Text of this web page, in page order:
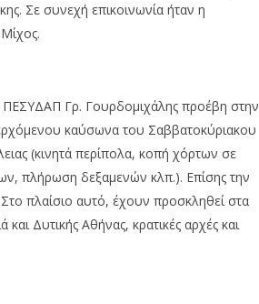
Σε συνεχή επικοινωνία ήταν η
Γρ. Γουρδομιχάλης προέβη στην
καύσωνα του Σαββατοκύριακου
(κινητά περίπολα, κοπή χόρτων σε
πλήρωση δεξαμενών κλπ.). Επίσης την
πλαίσιο αυτό, έχουν προσκληθεί στα
Δυτικής Αθήνας, κρατικές αρχές και